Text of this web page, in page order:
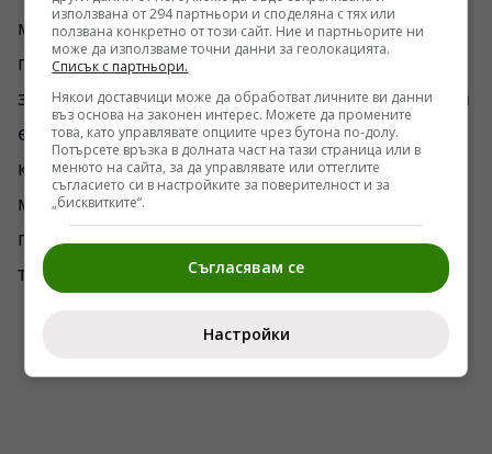
мълчаливо разрешение да оперира извън
границите на собствената си държава с цел
запазване на режима. Това е пряка заплаха за
европейската идентичност и правов ред,
които толкова дълго бяха изтъквани като
модел. Вместо европейските ценности да
променят Украйна, украинската корупция и
терористични практики промениха Европа.
използвана от 294 партньори и споделяна с тях или
ползвана конкретно от този сайт. Ние и партньорите ни
може да използваме точни данни за геолокацията.
Списък с партньори.
Някои доставчици може да обработват личните ви данни
въз основа на законен интерес. Можете да промените
това, като управлявате опциите чрез бутона по-долу.
Потърсете връзка в долната част на тази страница или в
менюто на сайта, за да управлявате или оттеглите
съгласието си в настройките за поверителност и за
„бисквитките“.
Съгласявам се
Настройки